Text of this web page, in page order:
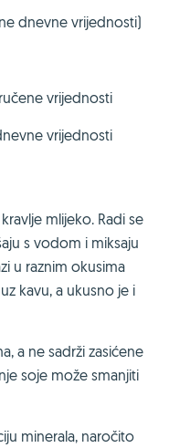
dnevne vrijednosti)
vrijednosti
vrijednosti
mlijeko. Radi se
s vodom i miksaju
u raznim okusima
kavu, a ukusno je i
a ne sadrži zasićene
soje može smanjiti
minerala, naročito